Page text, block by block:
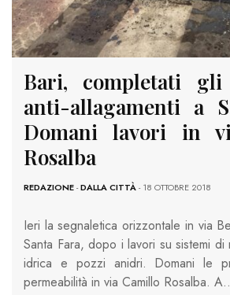
Bari, completati
anti-allagamenti a
Domani lavori in
Rosalba
REDAZIONE-DALLA CITTÀ- 18 OTTOBRE 2018
Ieri la segnaletica orizzontale in via
Santa Fara, dopo i lavori su sistemi di
idrica e pozzi anidri. Domani le
permeabilità in via Camillo Rosalba.